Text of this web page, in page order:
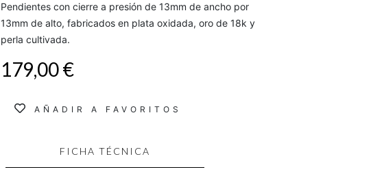
Pendientes con cierre a presión de 13mm de ancho por
13mm de alto, fabricados en plata oxidada, oro de 18k y
perla cultivada.
179,00 €
AÑADIR A FAVORITOS
FICHA TÉCNICA